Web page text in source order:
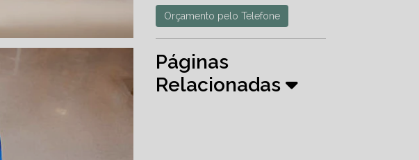
Orçamento pelo Telefone
Páginas
Relacionadas